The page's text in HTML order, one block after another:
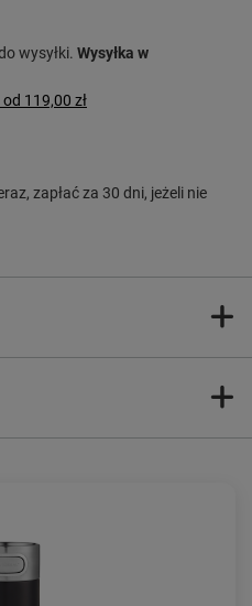
wysyłki Wysyłka w
od 119,00 zł
zapłać za 30 dni, jeżeli nie